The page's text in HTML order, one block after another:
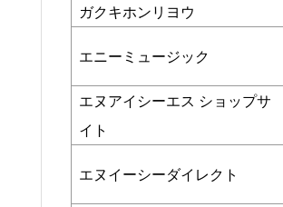
ガクキホンリヨウ
エニーミュージック
エヌアイシーエス ショップサ
イト
エヌイーシーダイレクト